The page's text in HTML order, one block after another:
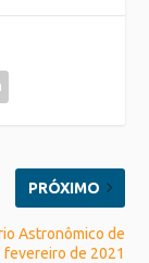
PRÓXIMO
Astronômico de
fevereiro de 2021